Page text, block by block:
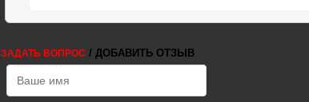
ЗАДАТЬ ВОПРОС / ДОБАВИТЬ ОТЗЫВ